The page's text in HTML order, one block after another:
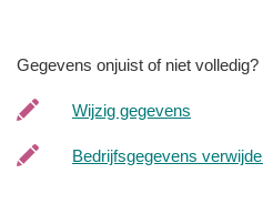
Gegevens onjuist of niet volledig?
Wijzig gegevens
Bedrijfsgegevens